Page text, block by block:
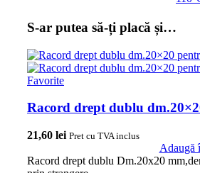
S-ar putea să-ți placă și…
Favorite
Racord drept dublu
21,60 lei Pret cu TVA inclus
Adaugă
Racord drept dublu Dm.20x20